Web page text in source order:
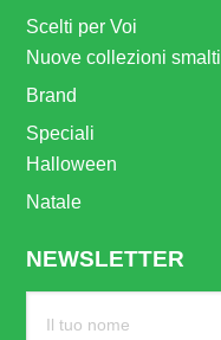
Scelti per Voi
Nuove collezioni smalti
Brand
Speciali
Halloween
Natale
NEWSLETTER